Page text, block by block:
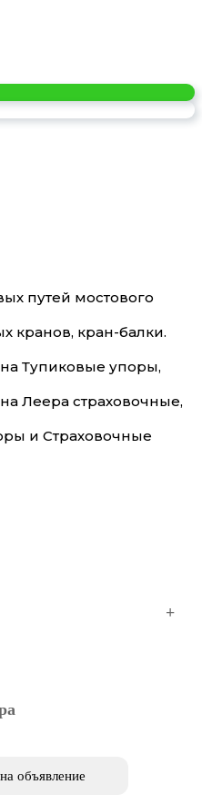
путей мостового
кранов, кран-балки.
Тупиковые упоры,
Леера страховочные,
и Страховочные
объявление